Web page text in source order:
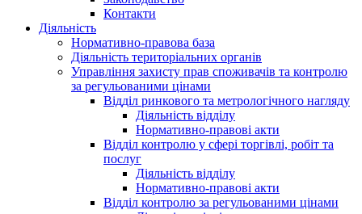
Контакти
Діяльність
Нормативно-правова база
Діяльність територіальних органів
Управління захисту прав споживачів та контролю
за регульованими цінами
Відділ ринкового та метрологічного нагляду
Діяльність відділу
Нормативно-правові акти
Відділ контролю у сфері торгівлі, робіт та
послуг
Діяльність відділу
Нормативно-правові акти
Відділ контролю за регульованими цінами